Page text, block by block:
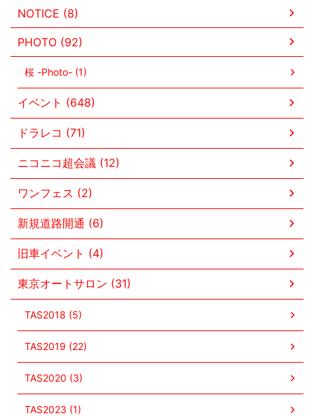
NOTICE (8)
PHOTO (92)
桜 -Photo- (1)
イベント (648)
ドラレコ (71)
ニコニコ超会議 (12)
ワンフェス (2)
新規道路開通 (6)
旧車イベント (4)
東京オートサロン (31)
TAS2018 (5)
TAS2019 (22)
TAS2020 (3)
TAS2023 (1)